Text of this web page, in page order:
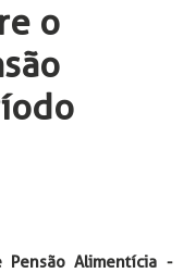
o
Pensão Alimentícia -